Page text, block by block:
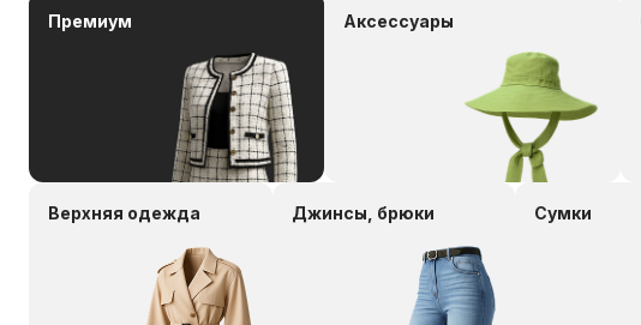
Премиум Аксессуары
Верхняя одежда Джинсы, брюки Сумки